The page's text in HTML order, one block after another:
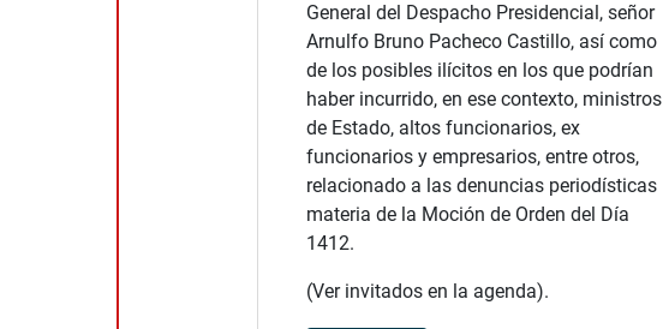
General del Despacho Presidencial, señor
Arnulfo Bruno Pacheco Castillo, así como
de los posibles ilícitos en los que podrían
haber incurrido, en ese contexto, ministros
de Estado, altos funcionarios, ex
funcionarios y empresarios, entre otros,
relacionado a las denuncias periodísticas
materia de la Moción de Orden del Día
1412.
(Ver invitados en la agenda).